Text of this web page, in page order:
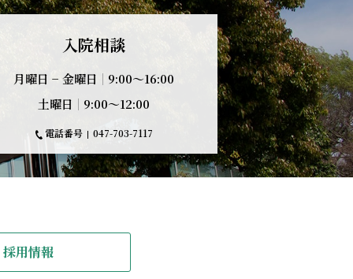
入院相談
月曜日 − 金曜日
9:00〜16:00
土曜日
9:00〜12:00
電話番号 047-703-7117
採用情報